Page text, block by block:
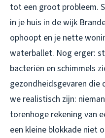
tot een groot probleem.
in je huis in de wijk
ophoopt en je nette
waterballet. Nog erger:
bacteriën en schimmels
gezondheidsgevaren die
we realistisch zijn:
torenhoge rekening van
een kleine blokkade niet